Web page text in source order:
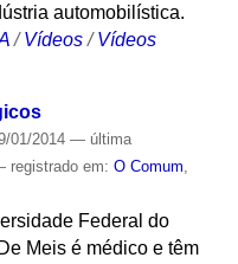
automobilística.
/Vídeos /Vídeos
01/2014 — última
registrado em: O Comum,
Federal do
Meis é médico e têm